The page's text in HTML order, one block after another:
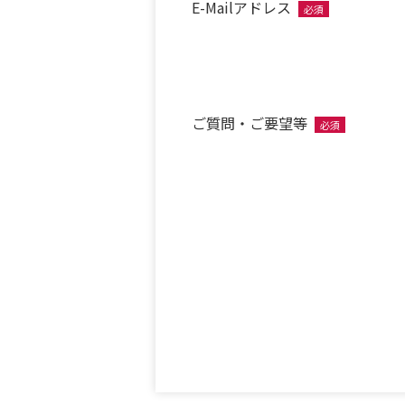
E-Mailアドレス 必須
ご質問・ご要望等 必須